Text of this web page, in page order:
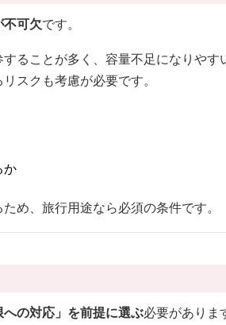
可欠です。
ることが多く、容量不足になりやす
スクも考慮が必要です。
か
め、旅行用途なら必須の条件です。
の対応」を前提に選ぶ必要がありま